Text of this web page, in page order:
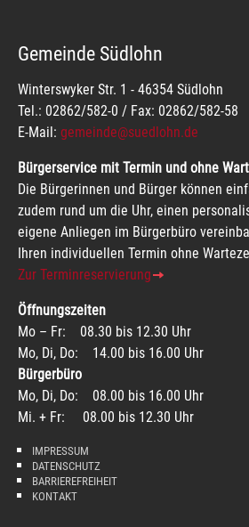
Gemeinde Südlohn
Winterswyker Str. 1 - 46354 Südlohn
Tel.: 02862/582-0 / Fax: 02862/582-58
E-Mail: gemeinde@suedlohn.de
Bürgerservice mit Termin und ohne
Die Bürgerinnen und Bürger können
zudem rund um die Uhr, einen
eigene Anliegen im Bürgerbüro
Ihren individuellen Termin ohne
Zur Terminreservierung
Öffnungszeiten
Mo – Fr: 08.30 bis 12.30 Uhr
Mo, Di, Do: 14.00 bis 16.00 Uhr
Bürgerbüro
Mo, Di, Do: 08.00 bis 16.00 Uhr
Mi. + Fr: 08.00 bis 12.30 Uhr
IMPRESSUM
DATENSCHUTZ
BARRIEREFREIHEIT
KONTAKT